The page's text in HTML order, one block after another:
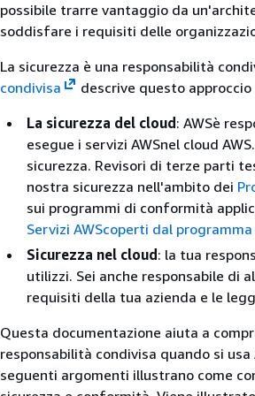
possibile trarre vantaggio da
soddisfare i requisiti delle
La sicurezza è una responsabilità
condivisa
descrive questo approccio
La sicurezza del cloud : AWSè
esegue i servizi AWSnel cloud
sicurezza. Revisori di terze parti
nostra sicurezza nell'ambito dei
sui programmi di conformità
Servizi AWScoperti dal
Sicurezza nel cloud : la tua
utilizzi. Sei anche responsabile
requisiti della tua azienda e le
Questa documentazione aiuta a
responsabilità condivisa quando si usa
seguenti argomenti illustrano come